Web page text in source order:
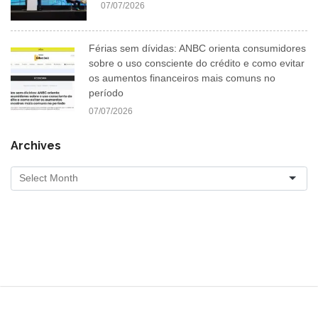
07/07/2026
Férias sem dívidas: ANBC orienta consumidores
sobre o uso consciente do crédito e como evitar
os aumentos financeiros mais comuns no
período
07/07/2026
Archives